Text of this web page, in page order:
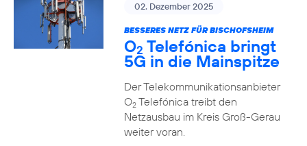
02. Dezember 2025
BESSERES NETZ FÜR BISCHOFSHEIM
O2 Telefónica bringt
5G in die Mainspitze
Der Telekommunikationsanbieter
O2Telefónica treibt den
Netzausbau im Kreis Groß-Gerau
weiter voran.